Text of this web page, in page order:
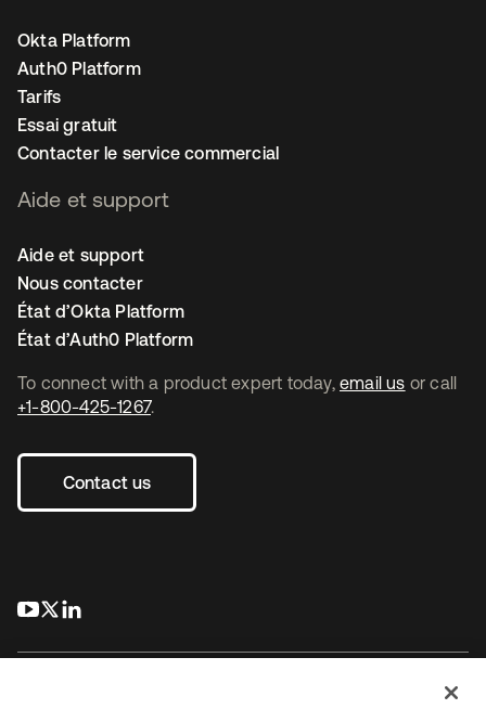
To connect with a product expert today, email us or call
+1-800-425-1267.
Contact us
s’ouvre dans un nouvel onglet
s’ouvre dans un nouvel onglet
Okta Platform
Auth0 Platform
Tarifs
Essai gratuit
Contacter le service commercial
Aide et support
Aide et support
Nous contacter
État d’Okta Platform
État d’Auth0 Platform